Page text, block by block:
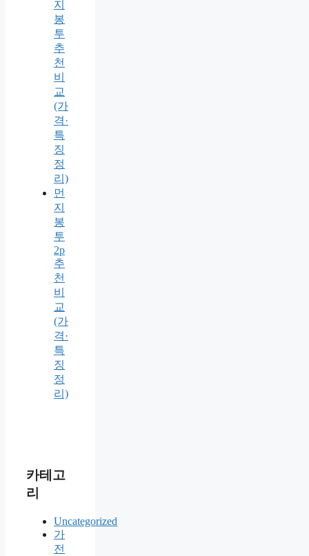
지
봉
투
추
천
비
교
(가
격·
특
징
정
리)
먼
지
봉
투
2p
추
천
비
교
(가
격·
특
징
정
리)
카테고
리
Uncategorized
가
전